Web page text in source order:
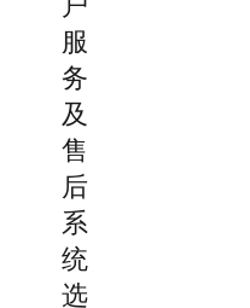
服
务
及
售
后
系
统
选